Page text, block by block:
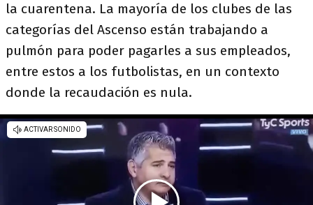
la cuarentena. La mayoría de los clubes de las
categorías del Ascenso están trabajando a
pulmón para poder pagarles a sus empleados,
entre estos a los futbolistas, en un contexto
donde la recaudación es nula.